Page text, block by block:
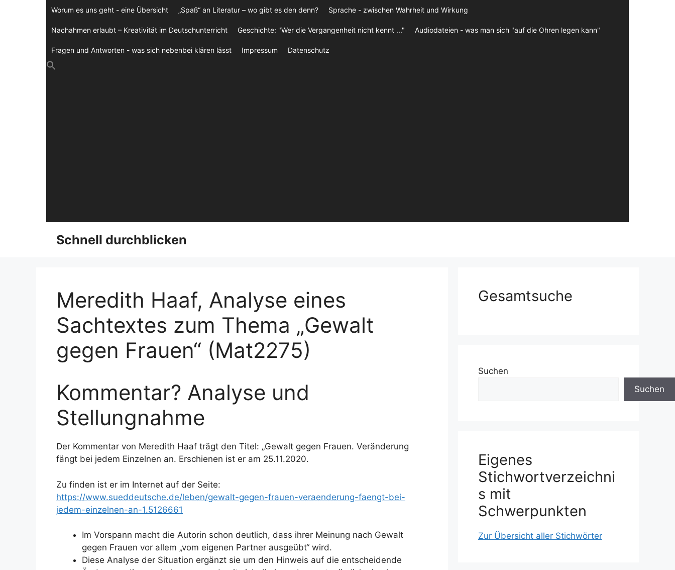
Worum es uns geht - eine Übersicht „Spaß“ an Literatur – wo gibt es den denn? Sprache - zwischen Wahrheit und Wirkung
Nachahmen erlaubt – Kreativität im Deutschunterricht Geschichte: "Wer die Vergangenheit nicht kennt ..." Audiodateien - was man sich "auf die Ohren legen kann"
Fragen und Antworten - was sich nebenbei klären lässt Impressum Datenschutz
Schnell durchblicken
Meredith Haaf, Analyse eines
Sachtextes zum Thema „Gewalt
gegen Frauen“ (Mat2275)
Kommentar? Analyse und
Stellungnahme
Der Kommentar von Meredith Haaf trägt den Titel: „Gewalt gegen Frauen. Veränderung
fängt bei jedem Einzelnen an. Erschienen ist er am 25.11.2020.
Zu finden ist er im Internet auf der Seite:
https://www.sueddeutsche.de/leben/gewalt-gegen-frauen-veraenderung-faengt-bei-
jedem-einzelnen-an-1.5126661
Im Vorspann macht die Autorin schon deutlich, dass ihrer Meinung nach Gewalt
gegen Frauen vor allem „vom eigenen Partner ausgeübt“ wird.
Diese Analyse der Situation ergänzt sie um den Hinweis auf die entscheidende
Gesamtsuche
Suchen
Suchen
Eigenes
Stichwortverzeichni
s mit
Schwerpunkten
Zur Übersicht aller Stichwörter